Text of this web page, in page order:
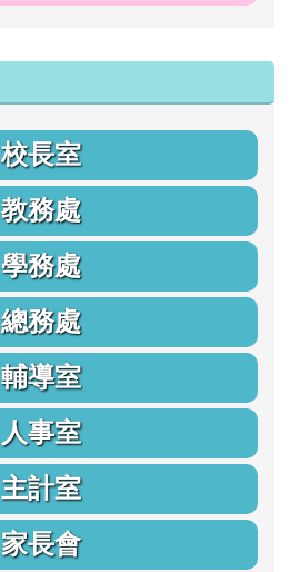
校長室
教務處
學務處
總務處
輔導室
人事室
主計室
家長會